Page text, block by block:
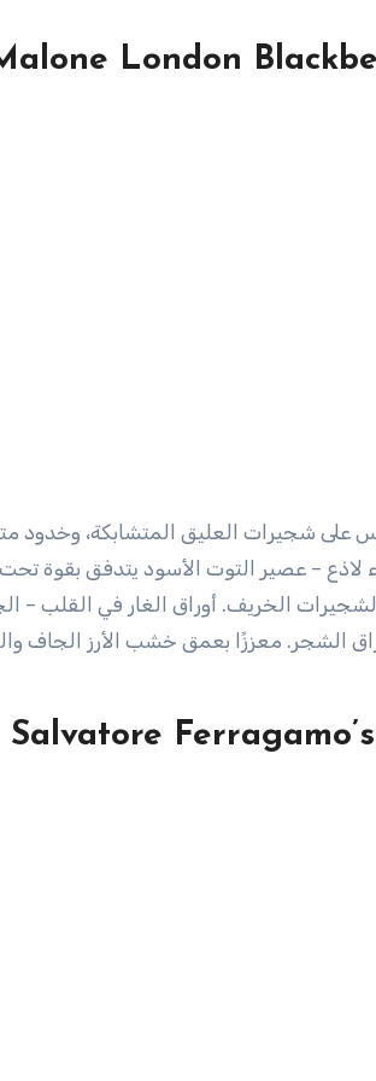
London
على شجيرات العليق المتشابكة، وخدود
لاذع – عصير التوت الأسود يتدفق بقوة
الخريف. أوراق الغار في القلب –
الشجر. معززًا بعمق خشب الأرز الجاف
Salvatore Ferragamo’s